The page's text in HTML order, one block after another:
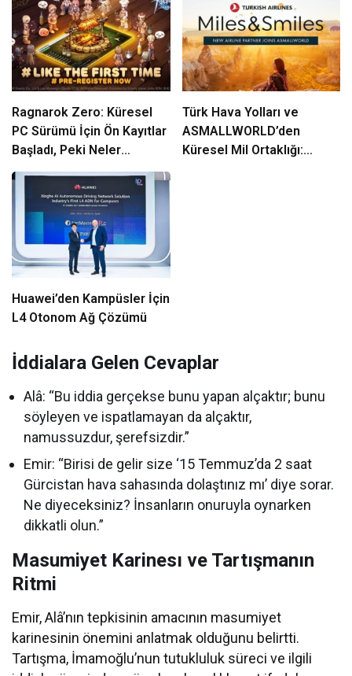
Ragnarok Zero: Küresel
PC Sürümü İçin Ön Kayıtlar
Başladı, Peki Neler
Sunuyor?
Türk Hava Yolları ve
ASMALLWORLD’den
Küresel Mil Ortaklığı:
Huawei’den Kampüsler İçin
L4 Otonom Ağ Çözümü
İddialara Gelen Cevaplar
Alâ: “Bu iddia gerçekse bunu yapan alçaktır; bunu
söyleyen ve ispatlamayan da alçaktır,
namussuzdur, şerefsizdir.”
Emir: “Birisi de gelir size ‘15 Temmuz’da 2 saat
Gürcistan hava sahasında dolaştınız mı’ diye sorar.
Ne diyeceksiniz? İnsanların onuruyla oynarken
dikkatli olun.”
Masumiyet Karinesı ve Tartışmanın
Ritmi
Emir, Alâ’nın tepkisinin amacının masumiyet
karinesinin önemini anlatmak olduğunu belirtti.
Tartışma, İmamoğlu’nun tutukluluk süreci ve ilgili